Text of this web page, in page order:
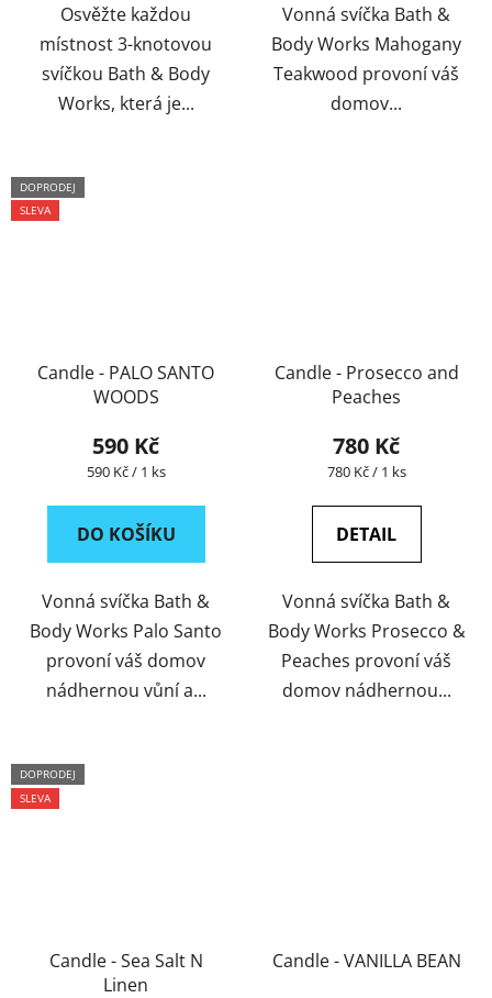
Osvěžte každou
místnost 3-knotovou
svíčkou Bath & Body
Works, která je...
Vonná svíčka Bath &
Body Works Mahogany
Teakwood provoní váš
domov...
DOPRODEJ
SLEVA
Candle - PALO SANTO
WOODS
590 Kč
Měrná
590 Kč / 1 ks
DO KOŠÍKU
Vonná svíčka Bath &
Body Works Palo Santo
provoní váš domov
nádhernou vůní a...
Candle - Prosecco and
Peaches
780 Kč
Měrná
780 Kč / 1 ks
DETAIL
Vonná svíčka Bath &
Body Works Prosecco &
Peaches provoní váš
domov nádhernou...
DOPRODEJ
SLEVA
Candle - Sea Salt N
Linen
Candle - VANILLA BEAN